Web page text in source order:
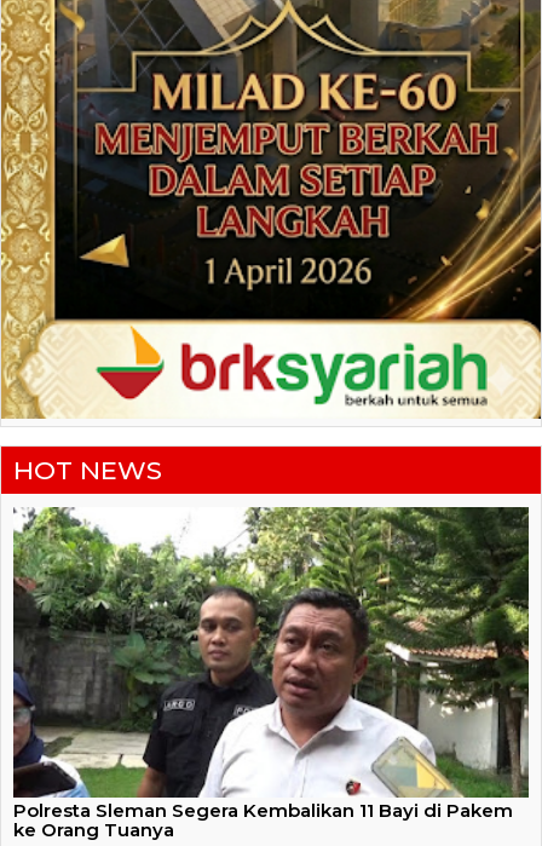
HOT NEWS
Polresta Sleman Segera Kembalikan 11 Bayi di Pakem
ke Orang Tuanya